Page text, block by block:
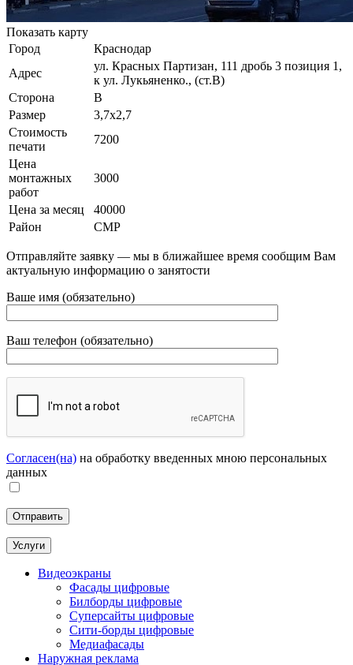
Показать карту
Город
Краснодар
Адрес
ул. Красных Партизан, 111 дробь 3 позиция 1,
к ул. Лукьяненко., (ст.В)
Сторона
В
Размер
3,7х2,7
Стоимость
печати
7200
Цена
монтажных
работ
3000
Цена за месяц
40000
Район
СМР
Отправляйте заявку — мы в ближайшее время сообщим Вам
актуальную информацию о занятости
Ваше имя (обязательно)
Ваш телефон (обязательно)
Согласен(на) на обработку введенных мною персональных
данных
Услуги
Видеоэкраны
Фасады цифровые
Билборды цифровые
Суперсайты цифровые
Сити-борды цифровые
Медиафасады
Наружная реклама